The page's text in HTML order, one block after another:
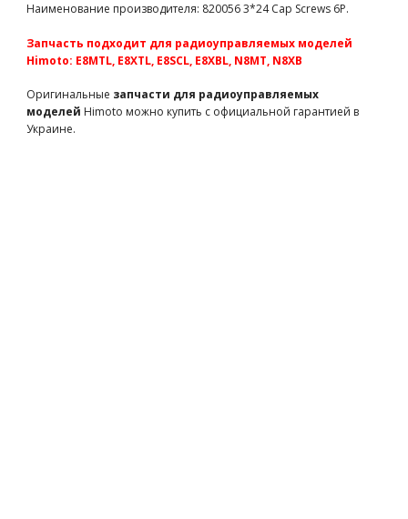
TM126312 72 грн есть в наличии
Team Magic 3x25mm Cap Screw 6p
TM126325C 107 грн есть в наличии
Шайбы колесные 2 шт (запчасть для WL Toys A232)
WL-A202-43
Наименование производителя: 820056 3*24 Cap Screws 6P.
Запчасть подходит для радиоуправляемых моделей
Himoto: E8MTL, E8XTL, E8SCL, E8XBL, N8MT, N8XB
Оригинальные запчасти для радиоуправляемых
моделей Himoto можно купить с официальной гарантией в
Украине.